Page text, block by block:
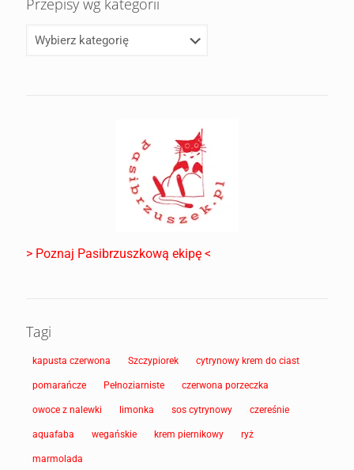
Przepisy wg kategorii
> Poznaj Pasibrzuszkową ekipę <
Tagi
kapusta czerwona Szczypiorek cytrynowy krem do ciast
pomarańcze Pełnoziarniste czerwona porzeczka
owoce z nalewki limonka sos cytrynowy czereśnie
aquafaba wegańskie krem piernikowy ryż
marmolada